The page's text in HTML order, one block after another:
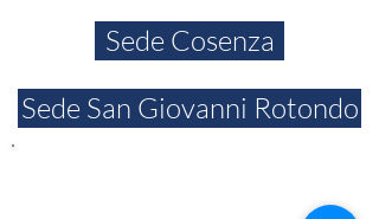
Sede Cosenza
Sede San Giovanni Rotondo